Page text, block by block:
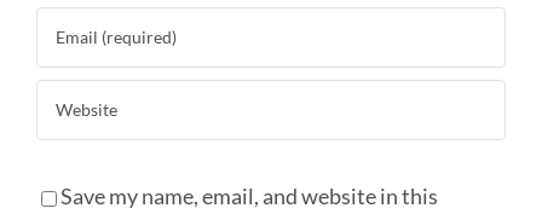
Save my name, email, and website in this